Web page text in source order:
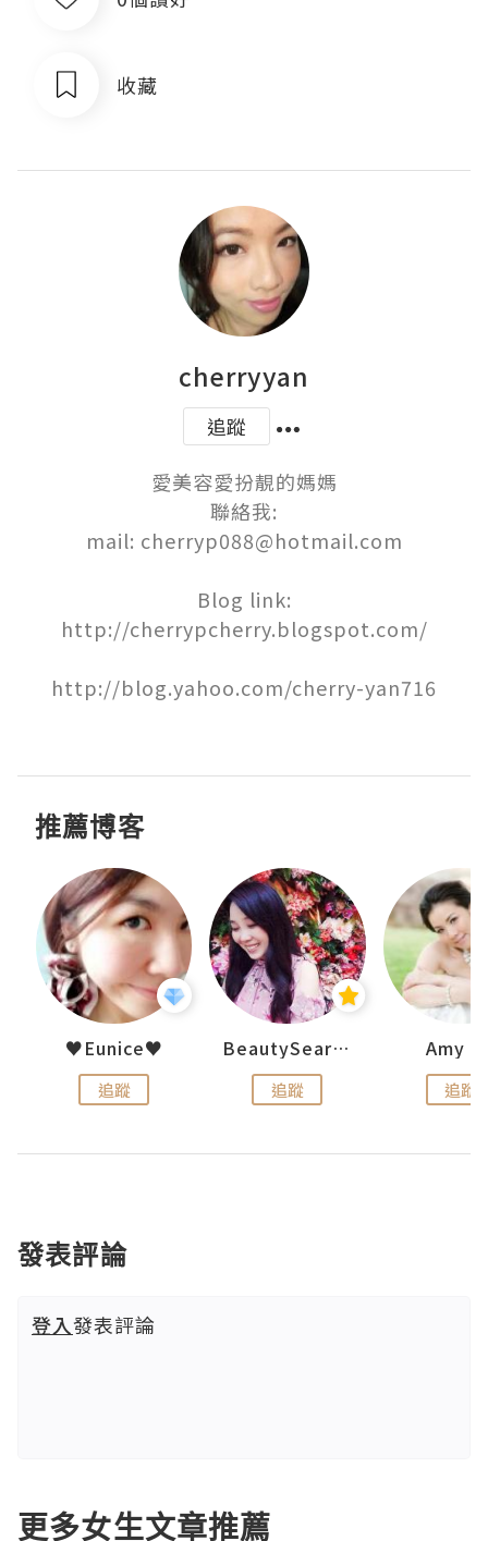
收藏
cherryyan
追蹤
愛美容愛扮靚的媽媽
聯絡我:
mail: cherryp088@hotmail.com
Blog link:
http://cherrypcherry.blogspot.com/
http://blog.yahoo.com/cherry-yan716
推薦博客
♥Eunice♥
追蹤
BeautySearch
追蹤
Amy
追蹤
發表評論
登入發表評論
更多女生文章推薦